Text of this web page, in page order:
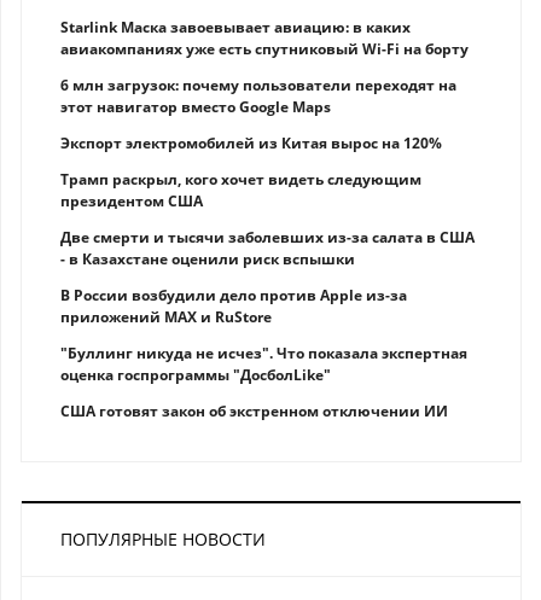
Starlink Маска завоевывает авиацию: в каких
авиакомпаниях уже есть спутниковый Wi-Fi на борту
6 млн загрузок: почему пользователи переходят на
этот навигатор вместо Google Maps
Экспорт электромобилей из Китая вырос на 120%
Трамп раскрыл, кого хочет видеть следующим
президентом США
Две смерти и тысячи заболевших из-за салата в США
- в Казахстане оценили риск вспышки
В России возбудили дело против Apple из-за
приложений MAX и RuStore
"Буллинг никуда не исчез". Что показала экспертная
оценка госпрограммы "ДосболLike"
США готовят закон об экстренном отключении ИИ
ПОПУЛЯРНЫЕ НОВОСТИ